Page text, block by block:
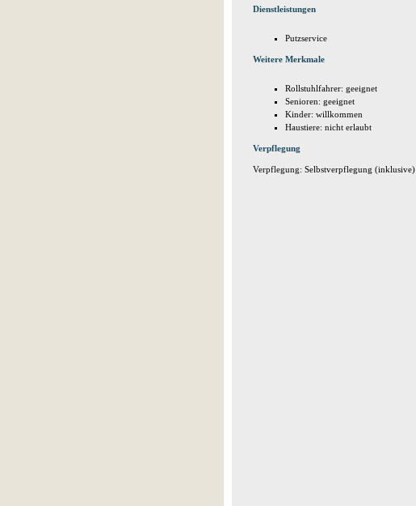
Dienstleistungen
Putzservice
Weitere Merkmale
Rollstuhlfahrer: geeignet
Senioren: geeignet
Kinder: willkommen
Haustiere: nicht erlaubt
Verpflegung
Verpflegung: Selbstverpflegung (inklusive)